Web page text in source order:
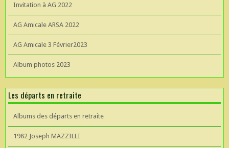
Invitation à AG 2022
AG Amicale ARSA 2022
AG Amicale 3 Février2023
Album photos 2023
Les départs en retraite
Albums des départs en retraite
1982 Joseph MAZZILLI